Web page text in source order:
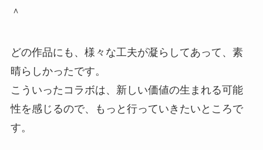
＾
どの作品にも、様々な工夫が凝らしてあって、素
晴らしかったです。
こういったコラボは、新しい価値の生まれる可能
性を感じるので、もっと行っていきたいところで
す。